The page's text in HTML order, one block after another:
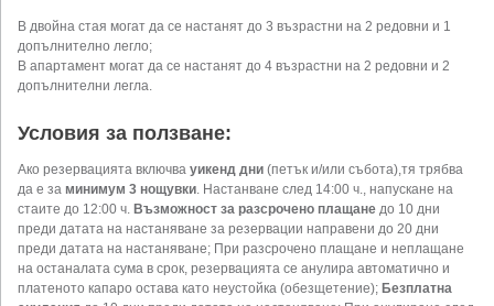
В двойна стая могат да се настанят до 3 възрастни на 2 редовни и 1
допълнително легло;
В апартамент могат да се настанят до 4 възрастни на 2 редовни и 2
допълнителни легла.
Условия за ползване:
Ако резервацията включва уикенд дни (петък и/или събота),тя трябва
да е за минимум 3 нощувки. Настанване след 14:00 ч., напускане на
стаите до 12:00 ч. Възможност за разсрочено плащане до 10 дни
преди датата на настаняване за резервации направени до 20 дни
преди датата на настаняване; При разсрочено плащане и неплащане
на останалата сума в срок, резервацията се анулира автоматично и
платеното капаро остава като неустойка (обезщетение); Безплатна